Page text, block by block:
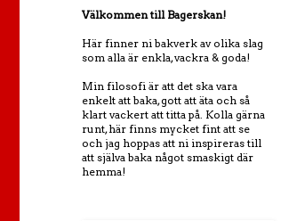
Välkommen till Bagerskan!
Här finner ni bakverk av olika slag
som alla är enkla, vackra & goda!
Min filosofi är att det ska vara
enkelt att baka, gott att äta och så
klart vackert att titta på. Kolla gärna
runt, här finns mycket fint att se
och jag hoppas att ni inspireras till
att själva baka något smaskigt där
hemma!